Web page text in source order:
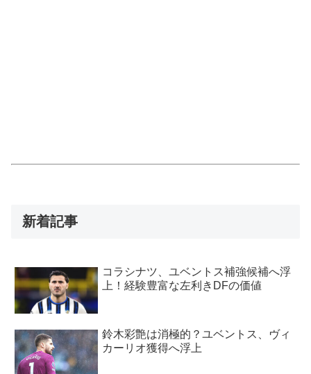
新着記事
コラシナツ、ユベントス補強候補へ浮
上！経験豊富な左利きDFの価値
鈴木彩艶は消極的？ユベントス、ヴィ
カーリオ獲得へ浮上